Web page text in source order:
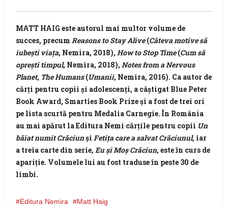
MATT HAIG este autorul mai multor volume de
succes, precum Reasons to Stay Alive(Câteva motive să
iubești viața, Nemira, 2018), How to Stop Time(Cum să
oprești timpul, Nemira, 2018), Notes from a Nervous
Planet, The Humans(Umanii, Nemira, 2016). Ca autor de
cărți pentru copii și adolescenți, a câștigat Blue Peter
Book Award, Smarties Book Prize și a fost de trei ori
pe lista scurtă pentru Medalia Carnegie. În România
au mai apărut la Editura Nemi cărțile pentru copii Un
băiat numit Crăciunși Fetița care a salvat Crăciunul, iar
a treia carte din serie, Eu și Moș Crăciun, este în curs de
apariție. Volumele lui au fost traduse în peste 30 de
limbi.
Editura Nemira Matt Haig